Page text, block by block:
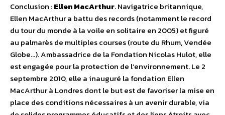
Conclusion :Ellen MacArthur. Navigatrice britannique,
Ellen MacArthur a battu des records (notamment le record
du tour du monde à la voile en solitaire en 2005) et figuré
au palmarès de multiples courses (route du Rhum, Vendée
Globe…). Ambassadrice de la Fondation Nicolas Hulot, elle
est engagée pour la protection de l’environnement. Le 2
septembre 2010, elle a inauguré la fondation Ellen
MacArthur à Londres dont le but est de favoriser la mise en
place des conditions nécessaires à un avenir durable, via